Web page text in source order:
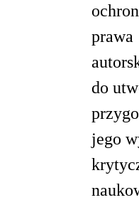
prawa
do
jego